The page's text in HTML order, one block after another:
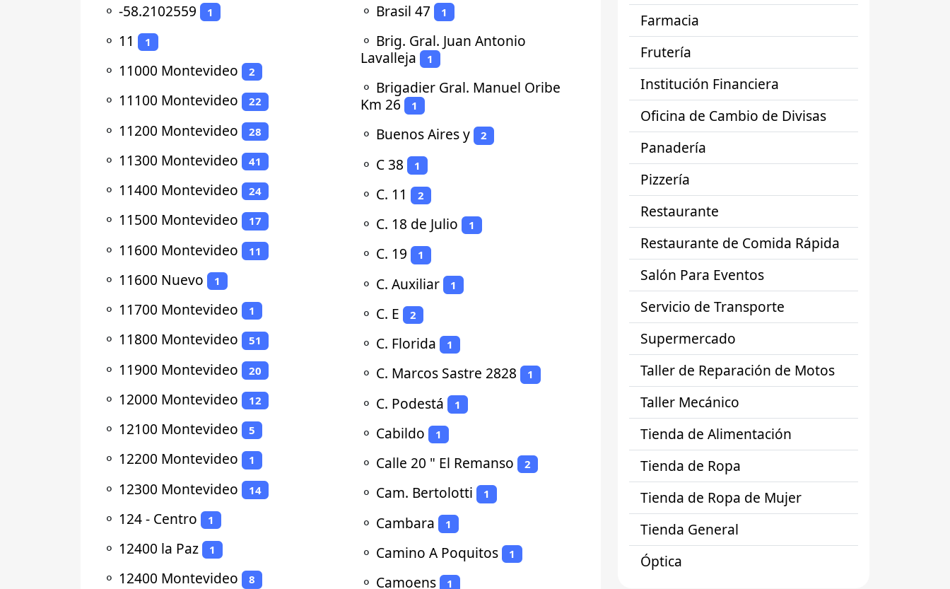
⚬ -58.2102559 1
⚬ 11 1
⚬ 11000 Montevideo 2
⚬ 11100 Montevideo 22
⚬ 11200 Montevideo 28
⚬ 11300 Montevideo 41
⚬ 11400 Montevideo 24
⚬ 11500 Montevideo 17
⚬ 11600 Montevideo 11
⚬ 11600 Nuevo 1
⚬ 11700 Montevideo 1
⚬ 11800 Montevideo 51
⚬ 11900 Montevideo 20
⚬ 12000 Montevideo 12
⚬ 12100 Montevideo 5
⚬ 12200 Montevideo 1
⚬ 12300 Montevideo 14
⚬ 124 - Centro 1
⚬ 12400 la Paz 1
⚬ 12400 Montevideo 8
⚬ Brasil 47 1
⚬ Brig. Gral. Juan Antonio
Lavalleja
1
⚬ Brigadier Gral. Manuel Oribe
Km 26
1
⚬ Buenos Aires y 2
⚬ C 38 1
⚬ C. 11 2
⚬ C. 18 de Julio 1
⚬ C. 19 1
⚬ C. Auxiliar 1
⚬ C. E 2
⚬ C. Florida 1
⚬ C. Marcos Sastre 2828 1
⚬ C. Podestá 1
⚬ Cabildo 1
⚬ Calle 20 " El Remanso 2
⚬ Cam. Bertolotti 1
⚬ Cambara 1
⚬ Camino A Poquitos 1
⚬ Camoens 1
Farmacia
Frutería
Institución Financiera
Oficina de Cambio de Divisas
Panadería
Pizzería
Restaurante
Restaurante de Comida Rápida
Salón Para Eventos
Servicio de Transporte
Supermercado
Taller de Reparación de Motos
Taller Mecánico
Tienda de Alimentación
Tienda de Ropa
Tienda de Ropa de Mujer
Tienda General
Óptica